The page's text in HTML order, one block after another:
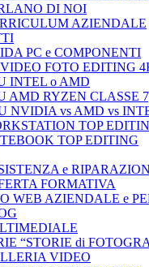
DI NOI
AZIENDALE
PC e COMPONENTI
FOTO EDITING
INTEL o AMD
AMD RYZEN CLASSE
NVIDIA vs AMD vs
TOP
TOP EDITING
e
FORMATIVA
WEB AZIENDALE e
“STORIE di
VIDEO